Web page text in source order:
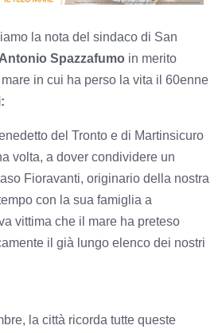
la nota del sindaco di San
Antonio Spazzafumo in merito
in cui ha perso la vita il 60enne
del Tronto e di Martinsicuro
volta, a dover condividere un
Fioravanti, originario della nostra
con la sua famiglia a
vittima che il mare ha preteso
il già lungo elenco dei nostri
la città ricorda tutte queste